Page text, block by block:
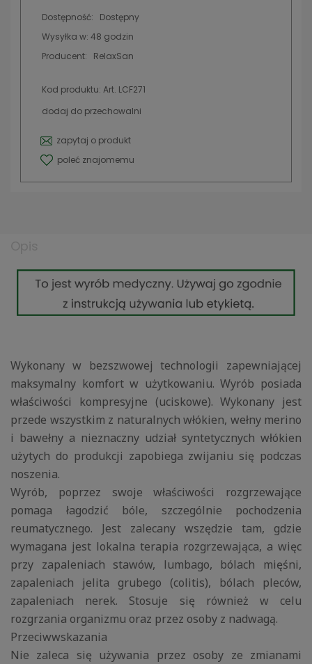
Dostępność:
Dostępny
Wysyłka w: 48 godzin
Producent:
RelaxSan
Kod produktu: Art. LCF271
dodaj do przechowalni
zapytaj o produkt
poleć znajomemu
Wykonany w bezszwowej technologii zapewniającej
maksymalny komfort w użytkowaniu. Wyrób posiada
właściwości kompresyjne (uciskowe). Wykonany jest
przede wszystkim z naturalnych włókien, wełny merino
i bawełny a nieznaczny udział syntetycznych włókien
użytych do produkcji zapobiega zwijaniu się podczas
noszenia.
Wyrób, poprzez swoje właściwości rozgrzewające
pomaga łagodzić bóle, szczególnie pochodzenia
reumatycznego. Jest zalecany wszędzie tam, gdzie
wymagana jest lokalna terapia rozgrzewająca, a więc
przy zapaleniach stawów, lumbago, bólach mięśni,
zapaleniach jelita grubego (colitis), bólach pleców,
zapaleniach nerek. Stosuje się również w celu
rozgrzania organizmu oraz przez osoby z nadwagą.
Przeciwwskazania
Nie zaleca się używania przez osoby ze zmianami